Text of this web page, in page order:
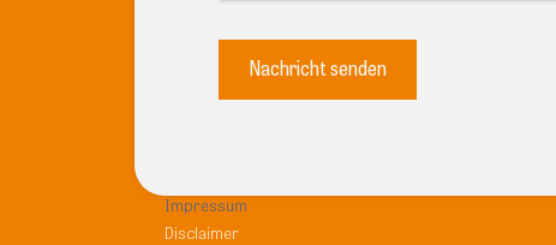
Impressum
Disclaimer